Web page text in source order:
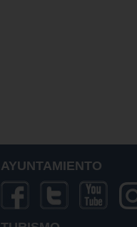
AYUNTAMIENTO